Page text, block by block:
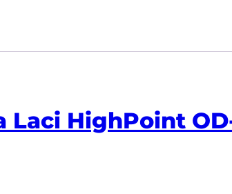
Laci HighPoint